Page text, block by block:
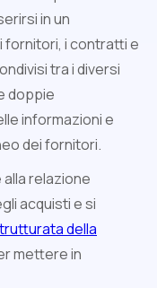
in un
fornitori, i contratti e
tra i diversi
doppie
informazioni e
dei fornitori.
relazione
acquisti e si
della
mettere in